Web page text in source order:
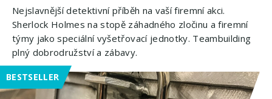
Nejslavnější detektivní příběh na vaší firemní akci.
Sherlock Holmes na stopě záhadného zločinu a firemní
týmy jako speciální vyšetřovací jednotky. Teambuilding
plný dobrodružství a zábavy.
BESTSELLER